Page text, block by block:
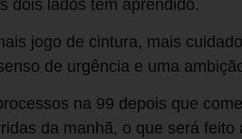
dois lados têm aprendido.
jogo de cintura, mais
de urgência e uma
na 99 depois que
da manhã, o que será